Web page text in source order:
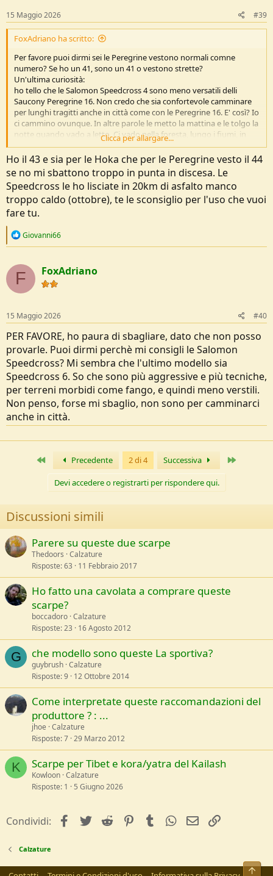
15 Maggio 2026 #39
FoxAdriano ha scritto:
Per favore puoi dirmi sei le Peregrine vestono normali comne
numero? Se ho un 41, sono un 41 o vestono strette?
Un'ultima curiosità:
ho tello che le Salomon Speedcross 4 sono meno versatili delli
Saucony Peregrine 16. Non credo che sia confortevole camminare
per lunghi tragitti anche in città come con le Peregrine 16. E' così? Io
ci cammino ovunque. In altre parole le metto la mattina e le tolgo la
notte quando vado a letto. Ci vado nella foresta, lungo i fiumi, in
spiaggia, sulla ghiaia, sulle rocce umide ed asciutte, su percorsi in
terra battuta, in città, etc.
Clicca per allargare...
Ho il 43 e sia per le Hoka che per le Peregrine vesto il 44
se no mi sbattono troppo in punta in discesa. Le
Speedcross le ho lisciate in 20km di asfalto manco
troppo caldo (ottobre), te le sconsiglio per l'uso che vuoi
fare tu.
R
c
t
i
o
s
:
Giovanni66
F FoxAdriano
15 Maggio 2026 #40
PER FAVORE, ho paura di sbagliare, dato che non posso
provarle. Puoi dirmi perchè mi consigli le Salomon
Speedcross? Mi sembra che l'ultimo modello sia
Speedcross 6. So che sono più aggressive e più tecniche,
per terreni morbidi come fango, e quindi meno verstili.
Non penso, forse mi sbaglio, non sono per camminarci
anche in città.
Primo Precedente 2 di 4 Successiva
Devi accedere o registrarti per rispondere qui.
Discussioni simili
Parere su queste due scarpe
Thedoors Calzature
Risposte 63 11 Febbraio 2017
Ho fatto una cavolata a comprare queste
scarpe?
boccadoro Calzature
Risposte 23 16 Agosto 2012
G che modello sono queste La sportiva?
guybrush Calzature
Risposte 9 12 Ottobre 2014
Come interpretate queste raccomandazioni del
produttore ? : ...
jhoe Calzature
Risposte 7 29 Marzo 2012
K Scarpe per Tibet e kora/yatra del Kailash
Kowloon Calzature
Risposte 1 5 Giugno 2026
Condividi: facebookTwitterReddit PinterestTumblrWhatsApp
e-mail
Calzature
Alto